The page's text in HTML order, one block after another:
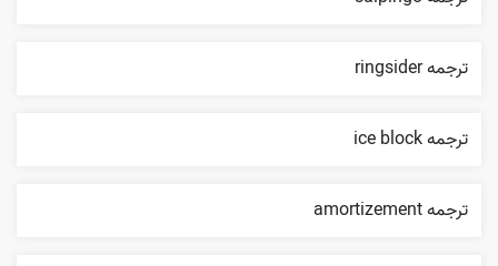
ترجمه ringsider
ترجمه ice block
ترجمه amortizement